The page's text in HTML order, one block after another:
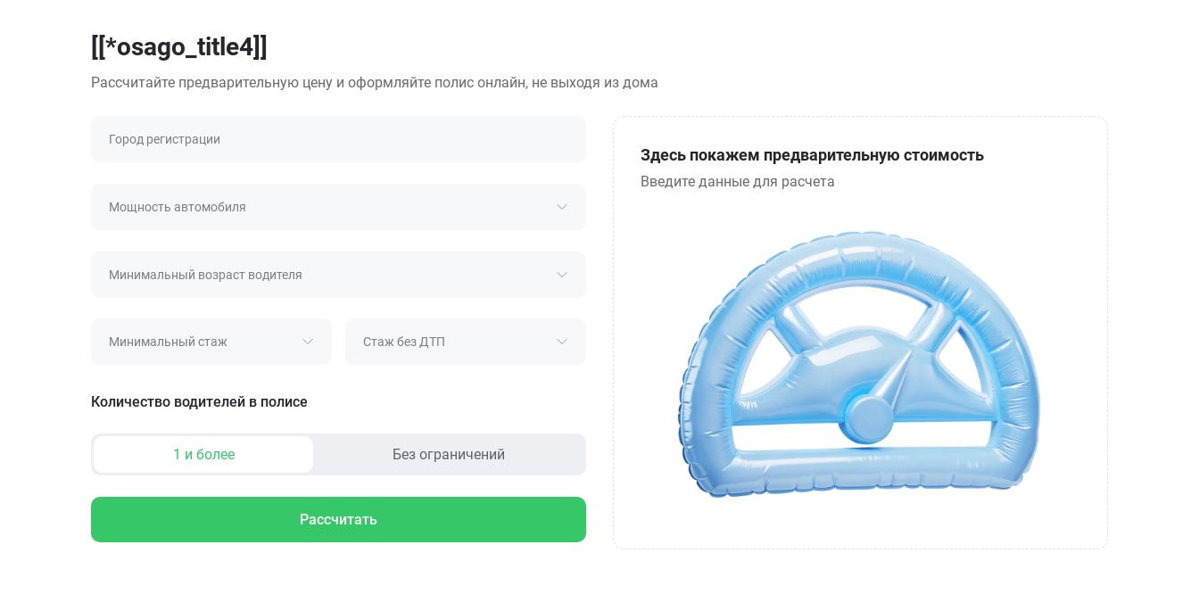
[[*osago_title4]]
Рассчитайте предварительную цену и оформляйте полис онлайн, не выходя из дома
Город регистрации
Мощность автомобиля
Минимальный возраст водителя
Минимальный стаж Стаж без ДТП
Количество водителей в полисе
1 и более Без ограничений
Рассчитать
Здесь покажем предварительную стоимость
Введите данные для расчета